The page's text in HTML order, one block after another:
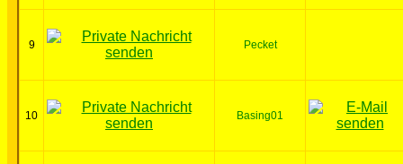
9 Pecket
10 Basing01